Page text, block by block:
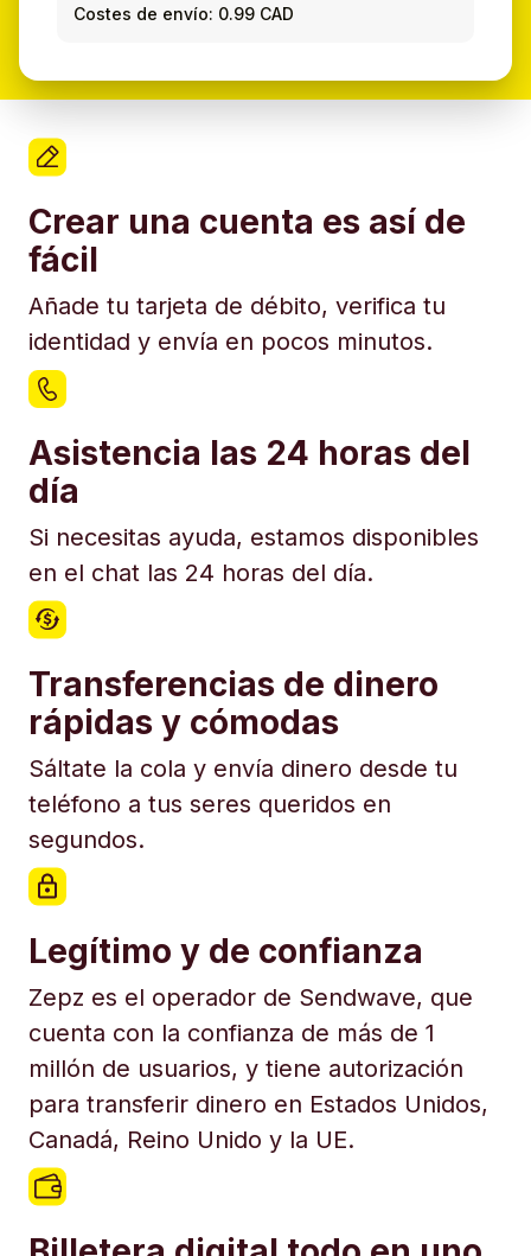
Costes de envío: 0.99 CAD
Crear una cuenta es así de
fácil
Añade tu tarjeta de débito, verifica tu
identidad y envía en pocos minutos.
Asistencia las 24 horas del
día
Si necesitas ayuda, estamos disponibles
en el chat las 24 horas del día.
Transferencias de dinero
rápidas y cómodas
Sáltate la cola y envía dinero desde tu
teléfono a tus seres queridos en
segundos.
Legítimo y de confianza
Zepz es el operador de Sendwave, que
cuenta con la confianza de más de 1
millón de usuarios, y tiene autorización
para transferir dinero en Estados Unidos,
Canadá, Reino Unido y la UE.